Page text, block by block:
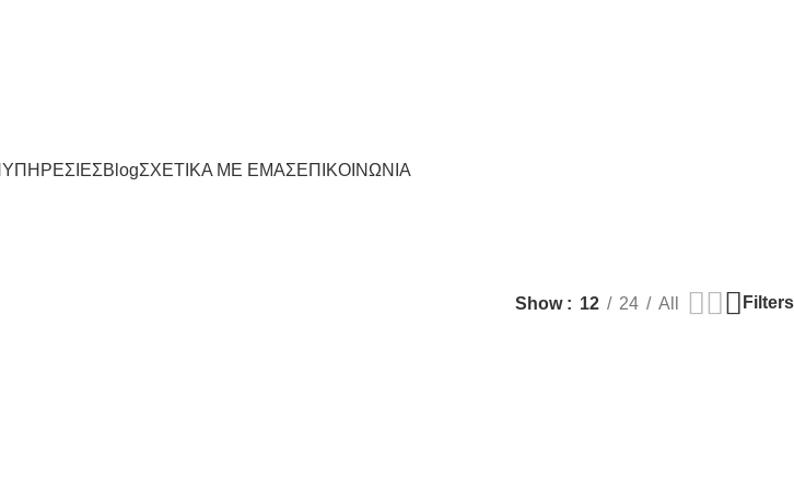
ΥΠΗΡΕΣΙΕΣBlogΣΧΕΤΙΚΑ ΜΕ ΕΜΑΣΕΠΙΚΟΙΝΩΝΙΑ
Show 12 24 All Filters